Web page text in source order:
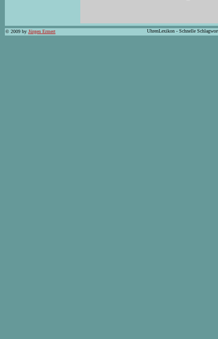
© 2009 by Jürgen Ermert UhrenLexikon - Schnelle